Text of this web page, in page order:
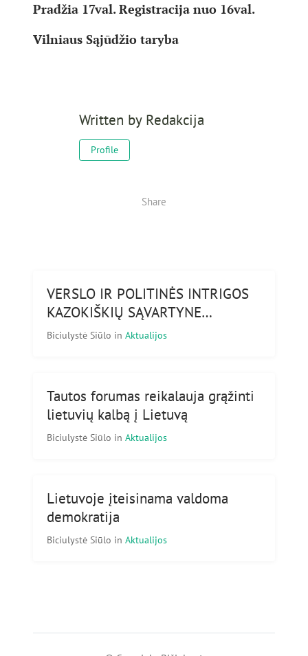
Pradžia 17val. Registracija nuo 16val.
Vilniaus Sąjūdžio taryba
Written by Redakcija
Profile
Share
VERSLO IR POLITINĖS INTRIGOS
KAZOKIŠKIŲ SĄVARTYNE…
Biciulystė Siūlo in Aktualijos
Tautos forumas reikalauja grąžinti
lietuvių kalbą į Lietuvą
Biciulystė Siūlo in Aktualijos
Lietuvoje įteisinama valdoma
demokratija
Biciulystė Siūlo in Aktualijos